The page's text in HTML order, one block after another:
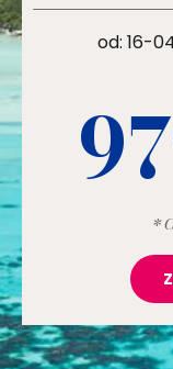
od: 16-
*